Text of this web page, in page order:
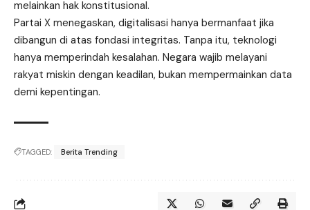
melainkan hak konstitusional.
Partai X menegaskan, digitalisasi hanya bermanfaat jika
dibangun di atas fondasi integritas. Tanpa itu, teknologi
hanya memperindah kesalahan. Negara wajib melayani
rakyat miskin dengan keadilan, bukan mempermainkan data
demi kepentingan.
TAGGED: Berita Trending